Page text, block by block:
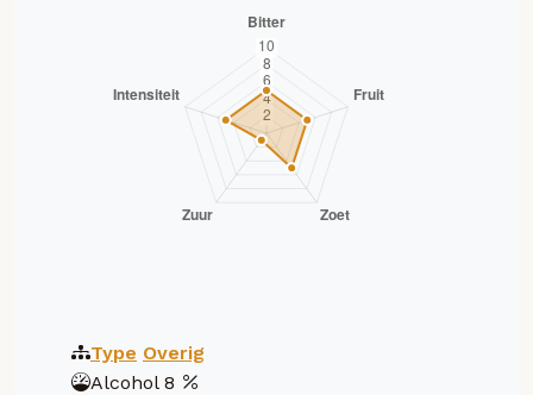
Type Overig
Alcohol 8